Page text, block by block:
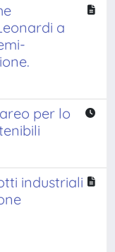
a
per lo
industriali